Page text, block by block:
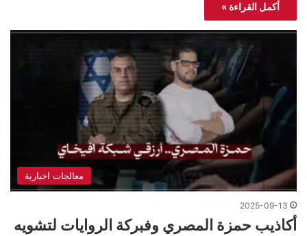
أكمل القراءة »
معالجات اخبارية
2025-09-13
أكاذيب حمزة المصري وفبركة الروايات لتشويه